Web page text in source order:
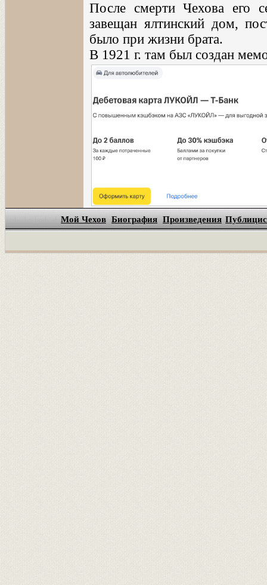
После смерти Чехова его
завещан ялтинский дом,
было при жизни брата.
В 1921 г. там был создан
Мой Чехов Биография Произведения